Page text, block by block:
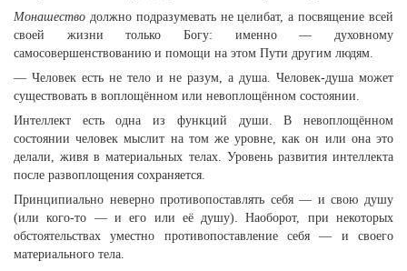
Монашество должно подразумевать не целибат, а посвящение всей
своей жизни только Богу: именно — духовному
самосовершенствованию и помощи на этом Пути другим людям.
— Человек есть не тело и не разум, а душа. Человек-душа может
существовать в воплощённом или невоплощённом состоянии.
Интеллект есть одна из функций души. В невоплощённом
состоянии человек мыслит на том же уровне, как он или она это
делали, живя в материальных телах. Уровень развития интеллекта
после развоплощения сохраняется.
Принципиально неверно противопоставлять себя — и свою душу
(или кого-то — и его или её душу). Наоборот, при некоторых
обстоятельствах уместно противопоставление себя — и своего
материального тела.